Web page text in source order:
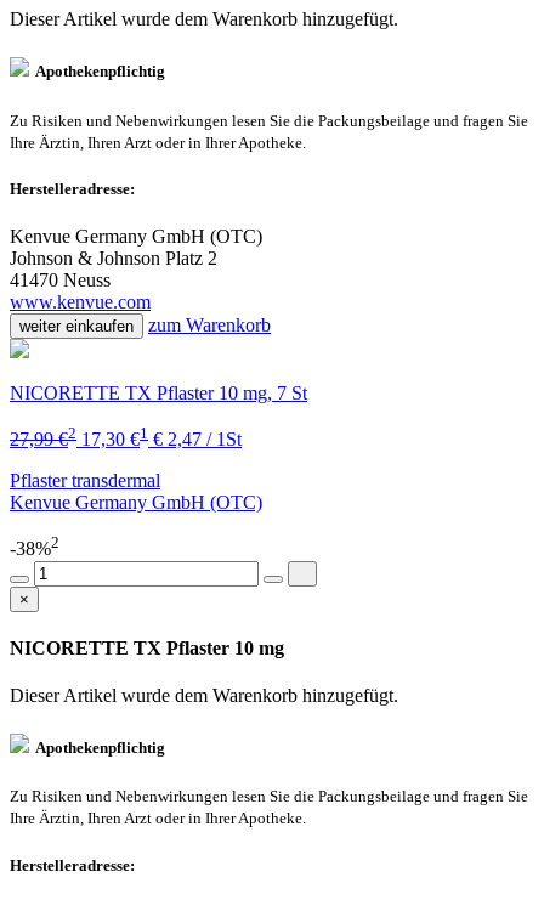
Dieser Artikel wurde dem Warenkorb hinzugefügt.
Apothekenpflichtig
Zu Risiken und Nebenwirkungen lesen Sie die Packungsbeilage und fragen Sie
Ihre Ärztin, Ihren Arzt oder in Ihrer Apotheke.
Herstelleradresse:
Kenvue Germany GmbH (OTC)
Johnson & Johnson Platz 2
41470 Neuss
www.kenvue.com
weiter einkaufen zum Warenkorb
NICORETTE TX Pflaster 10 mg, 7 St
27,99 €2 17,30 €1 € 2,47 / 1St
Pflaster transdermal
Kenvue Germany GmbH (OTC)
-38%2
×
NICORETTE TX Pflaster 10 mg
Dieser Artikel wurde dem Warenkorb hinzugefügt.
Apothekenpflichtig
Zu Risiken und Nebenwirkungen lesen Sie die Packungsbeilage und fragen Sie
Ihre Ärztin, Ihren Arzt oder in Ihrer Apotheke.
Herstelleradresse: